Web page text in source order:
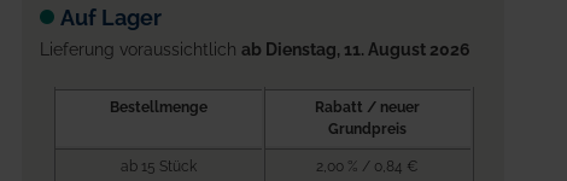
Auf Lager
Lieferung voraussichtlich ab Dienstag, 11. August 2026
Bestellmenge
Rabatt / neuer
Grundpreis
ab 15 Stück 2,00 % / 0,84 €